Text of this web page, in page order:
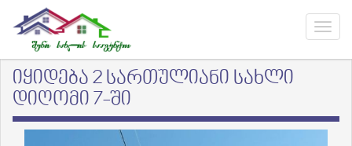
იყიდება 2 სართულიანი სახლი
დიღომი 7-ში